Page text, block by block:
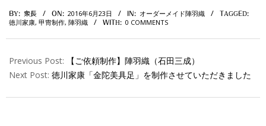
06-
BY: 衆長 ON: 2016年6月23日 IN: オーダーメイド陣羽織 TAGGED:
徳川家康, 甲冑制作, 陣羽織 WITH: 0 COMMENTS
Previous Post:
【ご依頼制作】陣羽織（石田三成）
Next Post: 徳川家康「金陀美具足」を制作させていただきました